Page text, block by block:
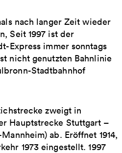
nach langer Zeit wieder
Seit 1997 ist der
Express immer sonntags
nicht genutzten Bahnlinie
Stadtbahnhof
zweigt in
Hauptstrecke Stuttgart –
ab. Eröffnet 1914,
1973 eingestellt. 1997